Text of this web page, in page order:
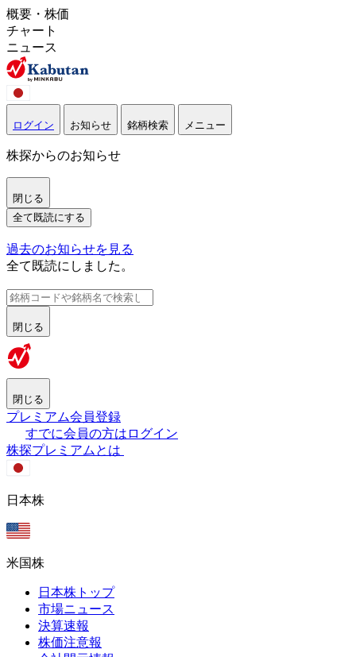
概要・株価
チャート
ニュース
ログイン お知らせ 銘柄検索 メニュー
株探からのお知らせ
閉じる
全て既読にする
過去のお知らせを見る
全て既読にしました。
閉じる
閉じる
プレミアム会員登録
すでに会員の方はログイン
株探プレミアムとは
日本株
米国株
日本株トップ
市場ニュース
決算速報
株価注意報